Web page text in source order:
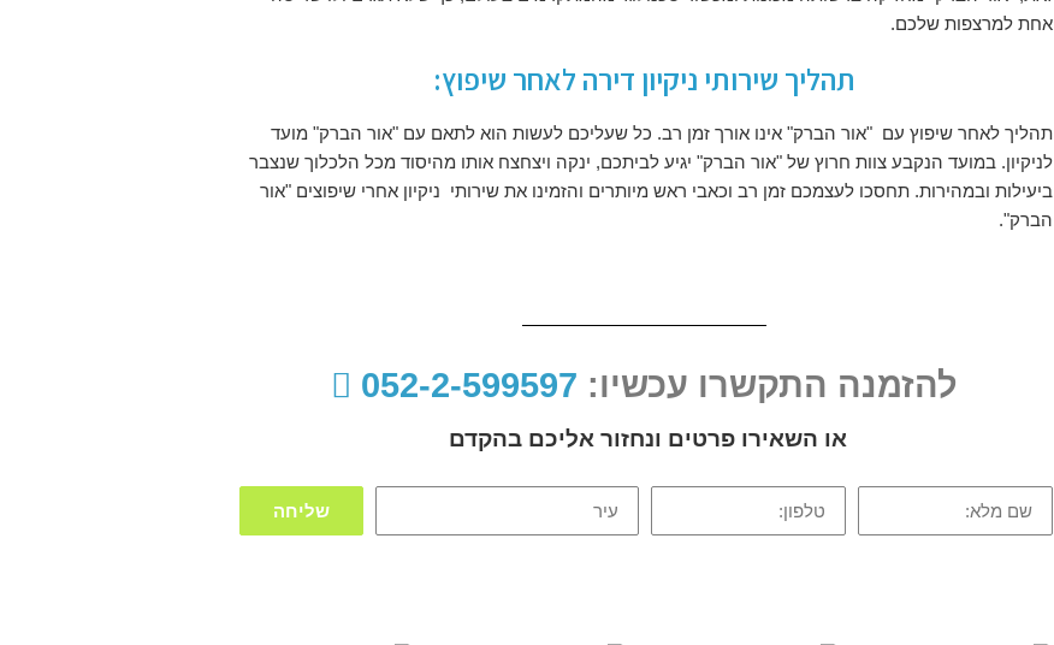
אחת למרצפות שלכם.
תהליך שירותי ניקיון דירה לאחר שיפוץ:
תהליך לאחר שיפוץ עם "אור הברק" אינו אורך זמן רב. כל שעליכם לעשות הוא לתאם עם "אור הברק" מועד
לניקיון. במועד הנקבע צוות חרוץ של "אור הברק" יגיע לביתכם, ינקה ויצחצח אותו מהיסוד מכל הלכלוך שנצבר
ביעילות ובמהירות. תחסכו לעצמכם זמן רב וכאבי ראש מיותרים והזמינו את שירותי ניקיון אחרי שיפוצים "אור
הברק".
להזמנה התקשרו עכשיו:
או השאירו פרטים ונחזור אליכם בהקדם
שם
מלא:
טלפון:
עיר
שליחה